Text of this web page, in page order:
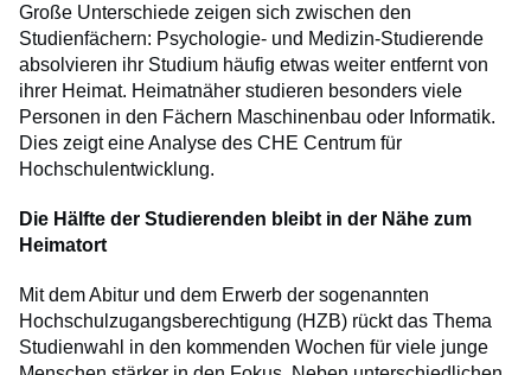
Große Unterschiede zeigen sich zwischen den
Studienfächern: Psychologie- und Medizin-Studierende
absolvieren ihr Studium häufig etwas weiter entfernt von
ihrer Heimat. Heimatnäher studieren besonders viele
Personen in den Fächern Maschinenbau oder Informatik.
Dies zeigt eine Analyse des CHE Centrum für
Hochschulentwicklung.
Die Hälfte der Studierenden bleibt in der Nähe zum
Heimatort
Mit dem Abitur und dem Erwerb der sogenannten
Hochschulzugangsberechtigung (HZB) rückt das Thema
Studienwahl in den kommenden Wochen für viele junge